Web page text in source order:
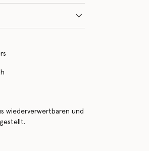
wiederverwertbaren und